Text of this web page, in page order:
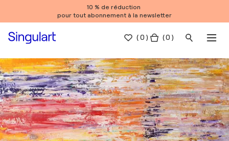
10 % de réduction
pour tout abonnement à la newsletter
(0 ) ( 0 )